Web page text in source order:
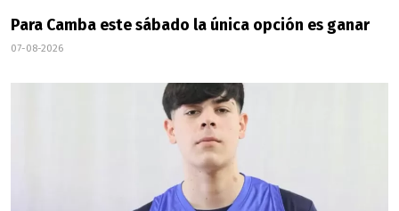
Para Camba este sábado la única opción es ganar
07-08-2026